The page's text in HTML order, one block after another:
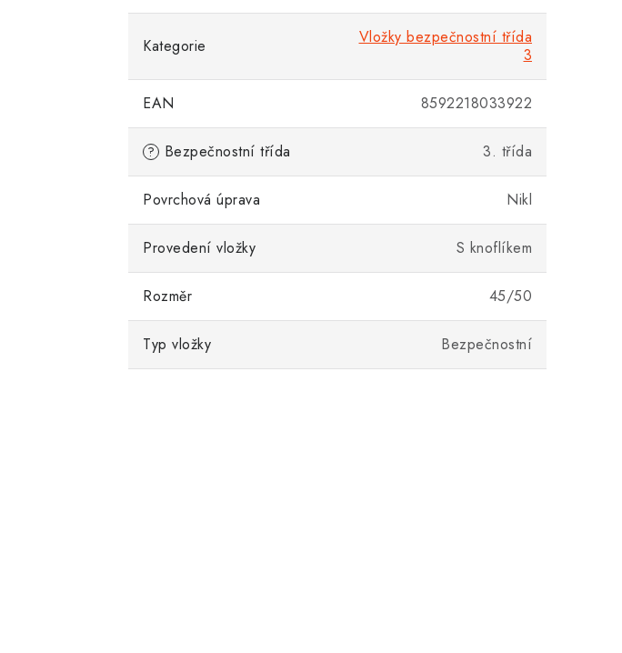
Kategorie
Vložky bezpečnostní třída
3
EAN 8592218033922
? Bezpečnostní třída 3. třída
Povrchová úprava Nikl
Provedení vložky S knoflíkem
Rozměr 45/50
Typ vložky Bezpečnostní